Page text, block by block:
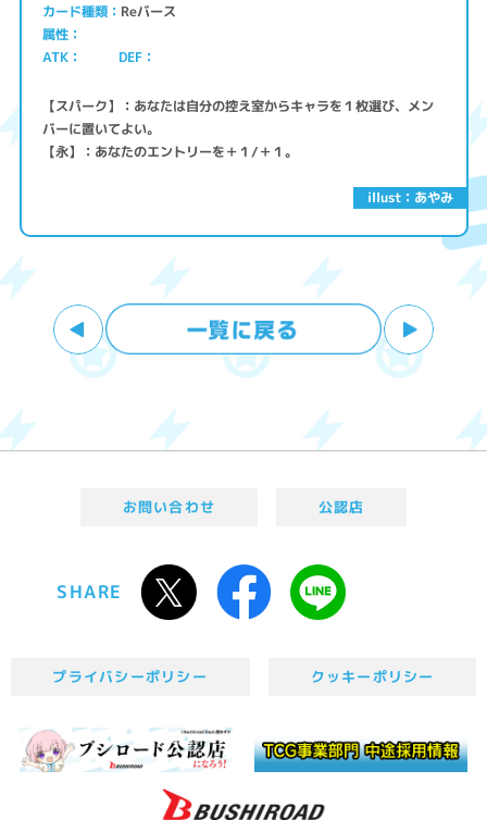
illust：あやみ
カード種類 Reバース
属性
ATK
DEF
【スパーク】：あなたは自分の控え室からキャラを１枚選び、メン
バーに置いてよい。
【永】：あなたのエントリーを＋１/＋１。
お問い合わせ 公認店
SHARE
プライバシーポリシー クッキーポリシー